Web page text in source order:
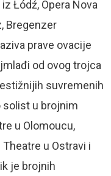
Łódź, Opera Nova
Bregenzer
prave ovacije
od ovog trojca
suvremenih
solist u brojnim
u Olomoucu,
u Ostravi i
je brojnih